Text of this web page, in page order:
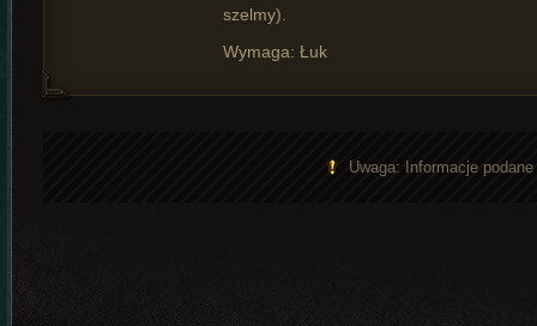
szelmy).
Wymaga: Łuk
Uwaga: Informacje